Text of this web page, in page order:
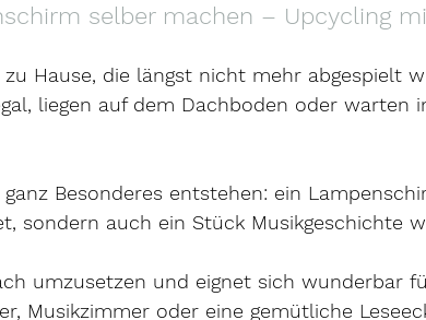
selber machen – Upcycling
zu Hause, die längst nicht mehr abgespielt
liegen auf dem Dachboden oder warten
Besonderes entstehen: ein
sondern auch ein Stück Musikgeschichte
umzusetzen und eignet sich wunderbar
Musikzimmer oder eine gemütliche